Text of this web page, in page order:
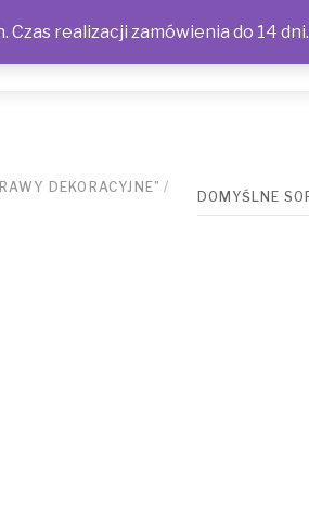
DEKORACYJNE” /
realizacji zamówienia do 14 dni.